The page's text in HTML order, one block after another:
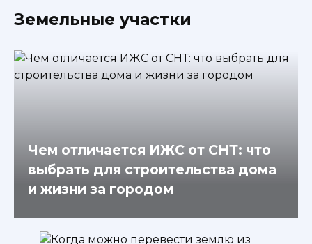
Земельные участки
Чем отличается ИЖС от СНТ: что
выбрать для строительства дома
и жизни за городом